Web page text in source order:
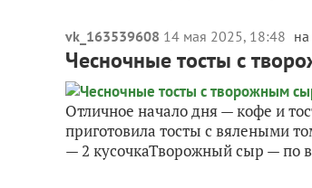
vk_163539608 14 мая 2025, 18:48
Чесночные тосты с
Отличное начало дня — кофе и
приготовила тосты с вялеными
— 2 кусочкаТворожный сыр — по